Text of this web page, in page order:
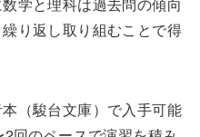
学と理科は過去問の傾向
り返し取り組むことで得
（駿台文庫）で入手可能